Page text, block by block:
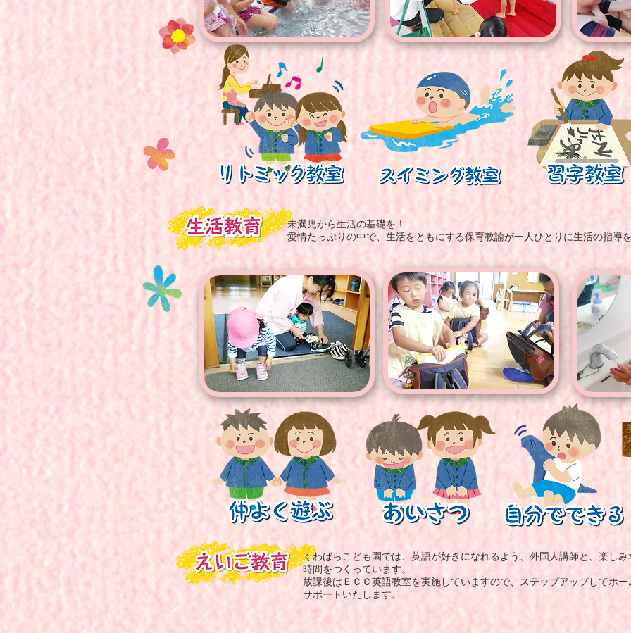
未満児から生活の基礎を！
愛情たっぷりの中で、生活をともにする保育教諭が一人ひとりに生活の指導
くわばらこども園では、英語が好きになれるよう、 外国人講師と、 楽 し
時間をつくっています。
放課後はＥＣＣ英語教室を実施していますので、ステップアップしてホ
サポートいたします。